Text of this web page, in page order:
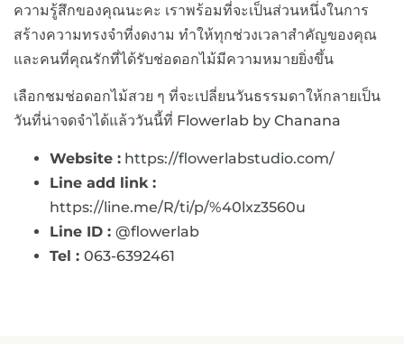
ความรู้สึกของคุณนะคะ เราพร้อมที่จะเป็นส่วนหนึ่งในการ
สร้างความทรงจำที่งดงาม ทำให้ทุกช่วงเวลาสำคัญของคุณ
และคนที่คุณรักที่ได้รับช่อดอกไม้มีความหมายยิ่งขึ้น
เลือกชมช่อดอกไม้สวย ๆ ที่จะเปลี่ยนวันธรรมดาให้กลายเป็น
วันที่น่าจดจำได้แล้ววันนี้ที่ Flowerlab by Chanana
Website : https://flowerlabstudio.com/
Line add link :
https://line.me/R/ti/p/%40lxz3560u
Line ID : @flowerlab
Tel : 063-6392461